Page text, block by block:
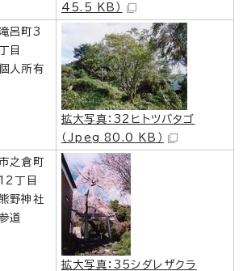
45.5 KB）
呂町3
目
人所有
拡大写真：32ヒトツバタゴ
（Jpeg 80.0 KB）
之倉町
12丁目
野神社
道
拡大写真：35シダレザクラ